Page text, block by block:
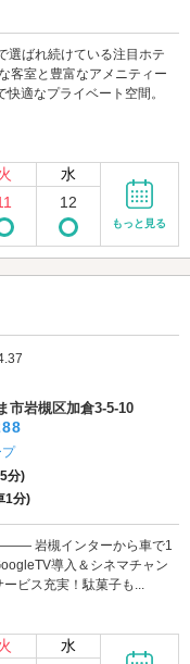
選ばれ続けている注目ホテ
客室と豊富なアメニティー
適なプライベート空間。
水
12
もっと見る
つ星のうち4
市岩槻区加倉3-5-10
プ
分)
1分)
岩槻インターから車で1
導入＆シネマチャン
ス充実！駄菓子も...
水